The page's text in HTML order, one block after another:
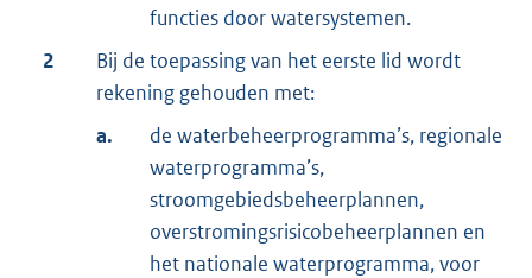
functies door watersystemen.
2
Bij de toepassing van het eerste lid wordt
rekening gehouden met:
a.
de waterbeheerprogramma’s, regionale
waterprogramma’s,
stroomgebiedsbeheerplannen,
overstromingsrisicobeheerplannen en
het nationale waterprogramma, voor